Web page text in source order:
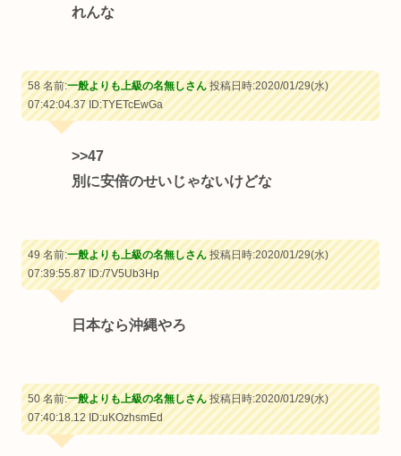
れんな
58 名前:一般よりも上級の名無しさん投稿日時:2020/01/29(水)
07:42:04.37ID:TYETcEwGa
>>47
別に安倍のせいじゃないけどな
49 名前:一般よりも上級の名無しさん投稿日時:2020/01/29(水)
07:39:55.87ID:/7V5Ub3Hp
日本なら沖縄やろ
50 名前:一般よりも上級の名無しさん投稿日時:2020/01/29(水)
07:40:18.12ID:uKOzhsmEd